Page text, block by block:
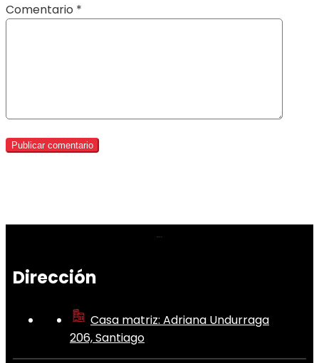
Comentario *
Dirección
Casa matriz: Adriana Undurraga
206, Santiago